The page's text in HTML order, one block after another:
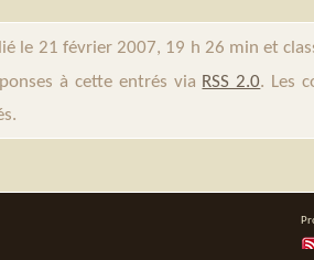
le 21 février 2007, 19 h 26 min et
à cette entrés via RSS 2.0. Les